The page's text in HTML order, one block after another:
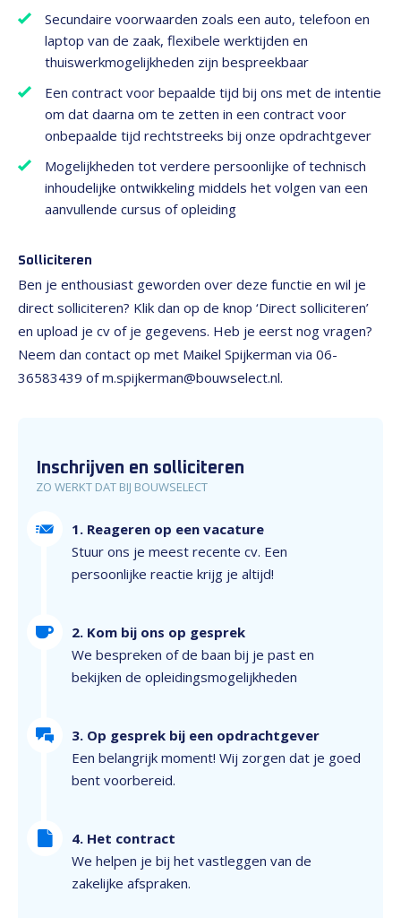
Secundaire voorwaarden zoals een auto, telefoon en
laptop van de zaak, flexibele werktijden en
thuiswerkmogelijkheden zijn bespreekbaar
Een contract voor bepaalde tijd bij ons met de intentie
om dat daarna om te zetten in een contract voor
onbepaalde tijd rechtstreeks bij onze opdrachtgever
Mogelijkheden tot verdere persoonlijke of technisch
inhoudelijke ontwikkeling middels het volgen van een
aanvullende cursus of opleiding
Solliciteren
Ben je enthousiast geworden over deze functie en wil je
direct solliciteren? Klik dan op de knop ‘Direct solliciteren’
en upload je cv of je gegevens. Heb je eerst nog vragen?
Neem dan contact op met Maikel Spijkerman via 06-
36583439 of m.spijkerman@bouwselect.nl.
Inschrijven en solliciteren
ZO WERKT DAT BIJ BOUWSELECT
1. Reageren op een vacature
Stuur ons je meest recente cv. Een
persoonlijke reactie krijg je altijd!
2. Kom bij ons op gesprek
We bespreken of de baan bij je past en
bekijken de opleidingsmogelijkheden
3. Op gesprek bij een opdrachtgever
Een belangrijk moment! Wij zorgen dat je goed
bent voorbereid.
4. Het contract
We helpen je bij het vastleggen van de
zakelijke afspraken.